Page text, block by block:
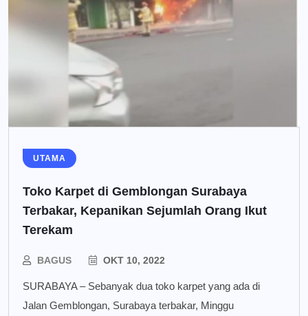
UTAMA
Toko Karpet di Gemblongan Surabaya
Terbakar, Kepanikan Sejumlah Orang Ikut
Terekam
BAGUS OKT 10, 2022
SURABAYA – Sebanyak dua toko karpet yang ada di
Jalan Gemblongan, Surabaya terbakar, Minggu